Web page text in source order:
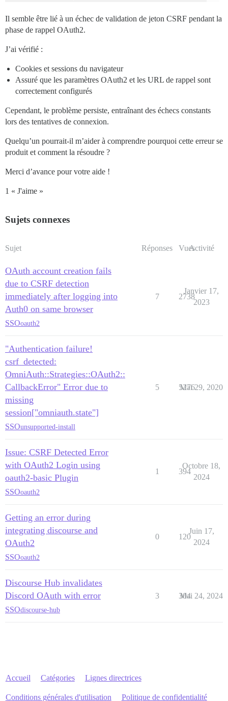
Il semble être lié à un échec de validation de jeton CSRF pendant la
phase de rappel OAuth2.
J’ai vérifié :
Cookies et sessions du navigateur
Assuré que les paramètres OAuth2 et les URL de rappel sont
correctement configurés
Cependant, le problème persiste, entraînant des échecs constants
lors des tentatives de connexion.
Quelqu’un pourrait-il m’aider à comprendre pourquoi cette erreur se
produit et comment la résoudre ?
Merci d’avance pour votre aide !
1 « J'aime »
Sujets connexes
Sujet Réponses VuesActivité
OAuth account creation fails
due to CSRF detection
immediately after logging into
Auth0 on same browser
SSOoauth2
7 2738
Janvier 17,
2023
"Authentication failure!
csrf_detected:
OmniAuth::Strategies::OAuth2::
CallbackError" Error due to
missing
session["omniauth.state"]
SSOunsupported-install
5 5276
Mai 29, 2020
Issue: CSRF Detected Error
with OAuth2 Login using
oauth2-basic Plugin
SSOoauth2
1 394
Octobre 18,
2024
Getting an error during
integrating discourse and
OAuth2
SSOoauth2
0 120
Juin 17,
2024
Discourse Hub invalidates
Discord OAuth with error
SSOdiscourse-hub
3 304
Mai 24, 2024
Accueil Catégories Lignes directrices
Conditions générales d'utilisation Politique de confidentialité